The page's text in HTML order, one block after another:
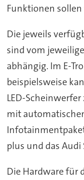
Funktionen
Die jeweils
sind vom
abhängig. Im E-
beispielsweise
LED-
mit
plus und das
Die Hardware für